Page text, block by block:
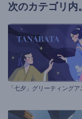
次のカテゴリ内。
「七夕」グリーティングア